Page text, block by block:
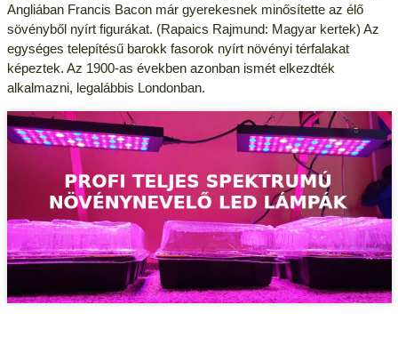
Angliában Francis Bacon már gyerekesnek minősítette az élő
sövényből nyírt figurákat. (Rapaics Rajmund: Magyar kertek) Az
egységes telepítésű barokk fasorok nyírt növényi térfalakat
képeztek. Az 1900-as években azonban ismét elkezdték
alkalmazni, legalábbis Londonban.